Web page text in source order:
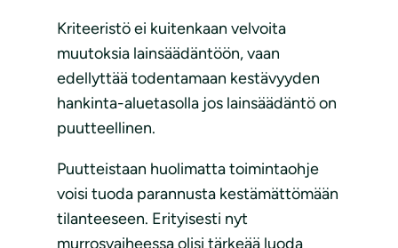
Kriteeristö ei kuitenkaan velvoita
muutoksia lainsäädäntöön, vaan
edellyttää todentamaan kestävyyden
hankinta-aluetasolla jos lainsäädäntö on
puutteellinen.
Puutteistaan huolimatta toimintaohje
voisi tuoda parannusta kestämättömään
tilanteeseen. Erityisesti nyt
murrosvaiheessa olisi tärkeää luoda